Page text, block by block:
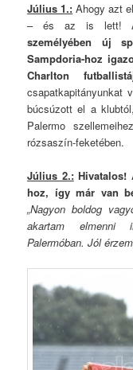
Július 1.: Ahogy azt
– és az is lett!
személyében új
Sampdoria-hoz
Charlton
búcsúzott el a
Palermo
rózsaszín-feketében.
Július 2.:Hivatalos!
hoz, így már van
„Nagyon boldog
akartam elmenni
Palermóban. Jól